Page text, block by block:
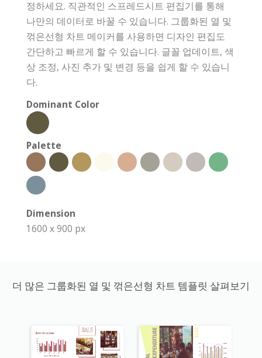
정하세요. 직관적인 스프레드시트 편집기를 통해
나만의 데이터로 바꿀 수 있습니다. 그룹화된 열 및
꺾은선형 차트 메이커를 사용하면 디자인 편집도
간단하고 빠르게 할 수 있습니다. 글꼴 업데이트, 색
상 조정, 사진 추가 및 변경 등을 쉽게 할 수 있습니
다.
Dominant Color
Palette
Dimension
1600 x 900 px
더 많은 그룹화된 열 및 꺾은선형 차트 템플릿 살펴보기